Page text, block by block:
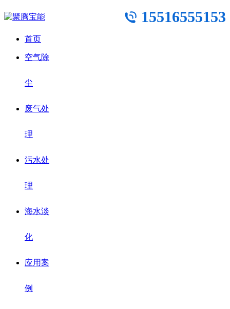
15516555153
首页
空气除
尘
废气处
理
污水处
理
海水淡
化
应用案
例